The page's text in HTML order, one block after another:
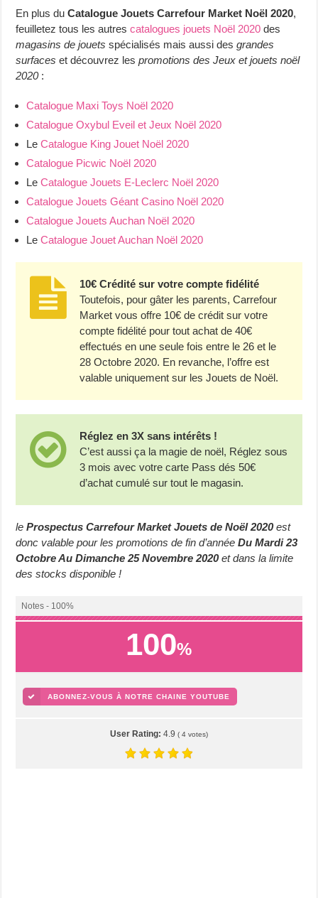
En plus duCatalogue Jouets Carrefour Market Noël 2020,
feuilletez tous les autrescatalogues jouets Noël 2020 des
magasins de jouets spécialisés mais aussi desgrandes
surfaces et découvrez lespromotions des Jeux et jouets noël
2020:
Catalogue Maxi Toys Noël 2020
Catalogue Oxybul Eveil et Jeux Noël 2020
LeCatalogue King Jouet Noël 2020
Catalogue Picwic Noël 2020
LeCatalogue Jouets E-Leclerc Noël 2020
Catalogue Jouets Géant Casino Noël 2020
Catalogue Jouets Auchan Noël 2020
LeCatalogue Jouet Auchan Noël 2020
10€ Crédité sur votre compte fidélité
Toutefois, pour gâter les parents, Carrefour
Market vous offre 10€ de crédit sur votre
compte fidélité pour tout achat de 40€
effectués en une seule fois entre le 26 et le
28 Octobre 2020. En revanche, l’offre est
valable uniquement sur les Jouets de Noël.
Réglez en 3X sans intérêts !
C’est aussi ça la magie de noël, Réglez sous
3 mois avec votre carte Pass dés 50€
d’achat cumulé sur tout le magasin.
leProspectus Carrefour Market Jouets de Noël 2020est
donc valable pour les promotions de fin d’annéeDu Mardi 23
Octobre Au Dimanche 25 Novembre 2020et dans la limite
des stocks disponible !
Notes - 100%
100%
ABONNEZ-VOUS À NOTRE CHAINE YOUTUBE
User Rating: 4.9 ( 4votes)